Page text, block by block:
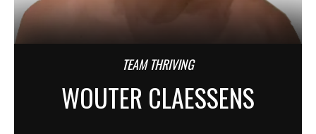
TEAM THRIVING
WOUTER CLAESSENS